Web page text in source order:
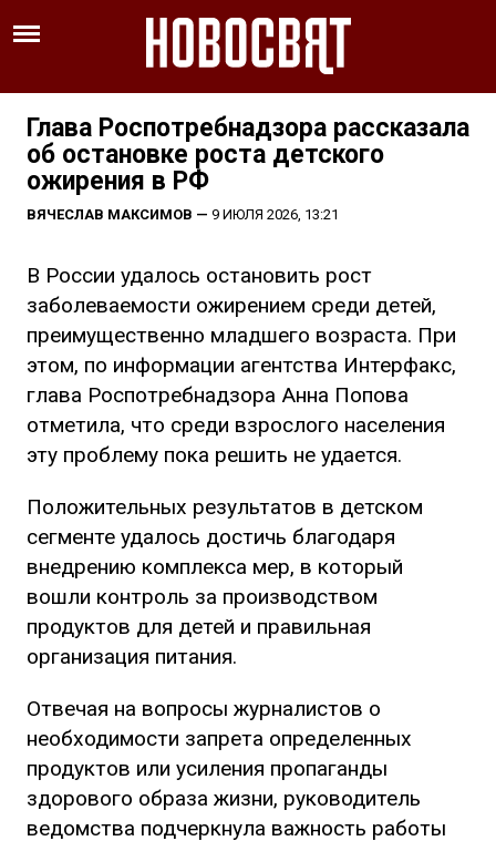
Глава Роспотребнадзора рассказала
об остановке роста детского
ожирения в РФ
ВЯЧЕСЛАВ МАКСИМОВ — 9 ИЮЛЯ 2026, 13:21
В России удалось остановить рост
заболеваемости ожирением среди детей,
преимущественно младшего возраста. При
этом, по информации агентства Интерфакс,
глава Роспотребнадзора Анна Попова
отметила, что среди взрослого населения
эту проблему пока решить не удается.
Положительных результатов в детском
сегменте удалось достичь благодаря
внедрению комплекса мер, в который
вошли контроль за производством
продуктов для детей и правильная
организация питания.
Отвечая на вопросы журналистов о
необходимости запрета определенных
продуктов или усиления пропаганды
здорового образа жизни, руководитель
ведомства подчеркнула важность работы